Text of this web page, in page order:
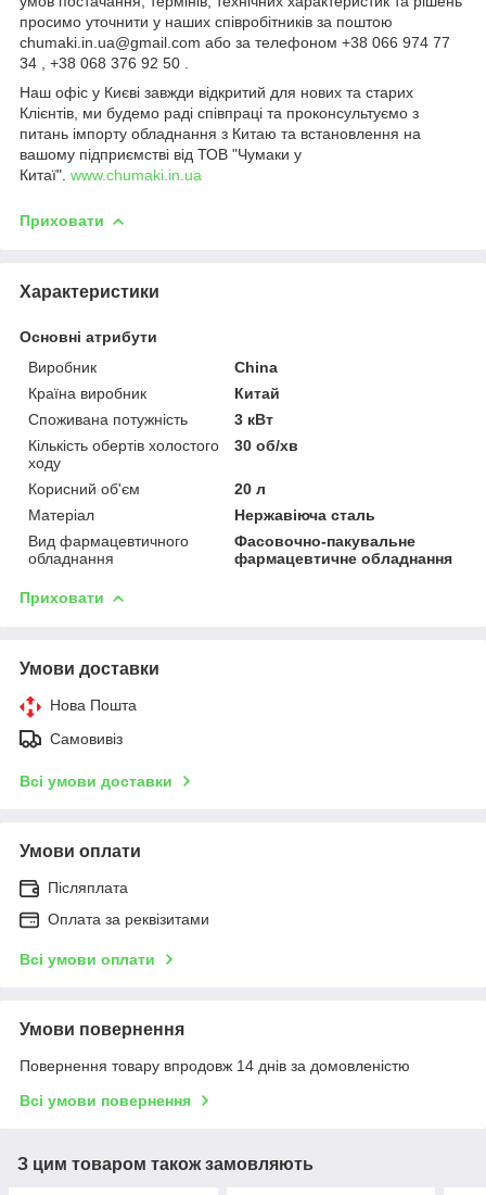
просимо уточнити у наших співробітників за поштою
chumaki.in.ua@gmail.com або за телефоном +38 066 974 77
34 , +38 068 376 92 50 .
Наш офіс у Києві завжди відкритий для нових та старих
Клієнтів, ми будемо раді співпраці та проконсультуємо з
питань імпорту обладнання з Китаю та встановлення на
вашому підприємстві від ТОВ "Чумаки у
Китаї". www.chumaki.in.ua
Приховати
Характеристики
Основні атрибути
Виробник
China
Країна виробник
Китай
Споживана потужність
3 кВт
Кількість обертів холостого
ходу
30 об/хв
Корисний об'єм
20 л
Матеріал
Нержавіюча сталь
Вид фармацевтичного
обладнання
Фасовочно-пакувальне
фармацевтичне обладнання
Приховати
Умови доставки
Нова Пошта
Самовивіз
Всі умови доставки
Умови оплати
Післяплата
Оплата за реквізитами
Всі умови оплати
Умови повернення
Повернення товару впродовж 14 днів за домовленістю
Всі умови повернення
З цим товаром також замовляють